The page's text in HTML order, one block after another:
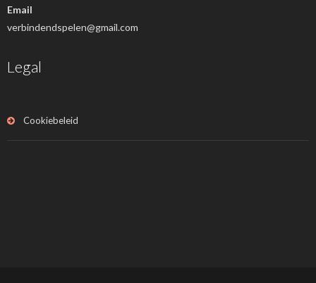
Email
verbindendspelen@gmail.com
Legal
Cookiebeleid